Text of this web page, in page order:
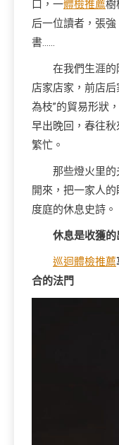
口，一體檢推薦樹
后一位讀者，張
書……
在我們生涯的
店家店家，前店
為枝”的貿易形狀
早出晚回，春往
繁忙。
那些燈火里
開來，把一家人
度庭的休息史詩。
休息是收獲的
巡迴體檢推薦
合的法門